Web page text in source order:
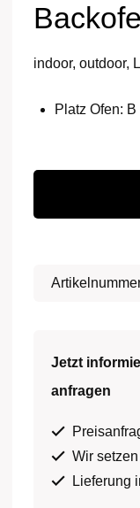
indoor, outdoor,
Platz Ofen:
Hexen
Menge
Jetzt
anfragen
Wir
Lieferung